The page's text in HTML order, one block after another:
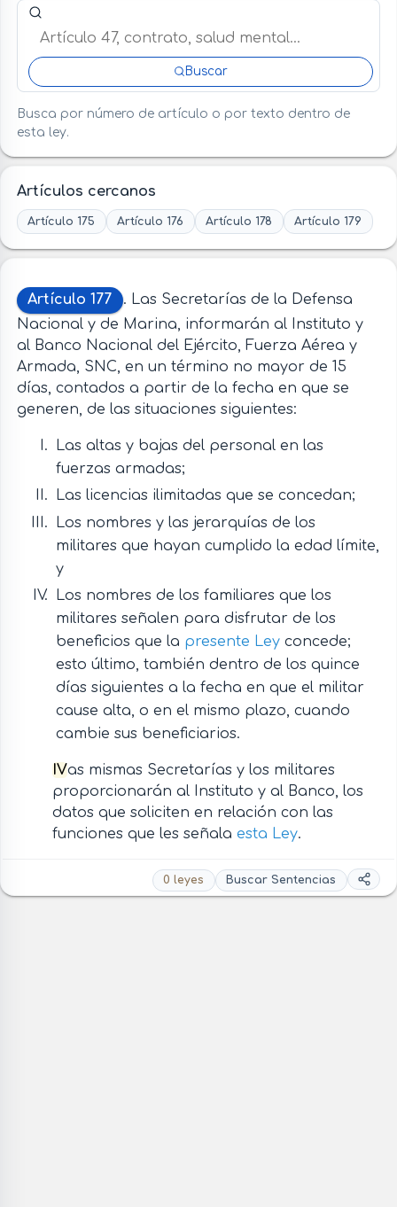
Buscar artículo o término en esta ley
Buscar
Busca por número de artículo o por texto dentro de
esta ley.
Artículos cercanos
Artículo 175 Artículo 176 Artículo 178 Artículo 179
Artículo 177
. Las Secretarías de la Defensa
Nacional y de Marina, informarán al Instituto y
al Banco Nacional del Ejército, Fuerza Aérea y
Armada, SNC, en un término no mayor de 15
días, contados a partir de la fecha en que se
generen, de las situaciones siguientes:
Las altas y bajas del personal en las
fuerzas armadas;
Las licencias ilimitadas que se concedan;
Los nombres y las jerarquías de los
militares que hayan cumplido la edad límite,
y
Los nombres de los familiares que los
militares señalen para disfrutar de los
beneficios que la presente Leyconcede;
esto último, también dentro de los quince
días siguientes a la fecha en que el militar
cause alta, o en el mismo plazo, cuando
cambie sus beneficiarios.
IVas mismas Secretarías y los militares
proporcionarán al Instituto y al Banco, los
datos que soliciten en relación con las
funciones que les señala esta Ley.
0 leyes Buscar Sentencias